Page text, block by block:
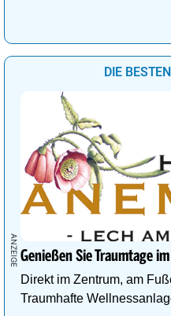
DIE
Genießen Sie Traumtage
Direkt im Zentrum, am
Traumhafte